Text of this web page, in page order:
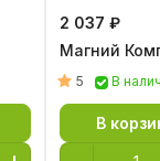
15
2 037 ₽
Магний
5 В
В